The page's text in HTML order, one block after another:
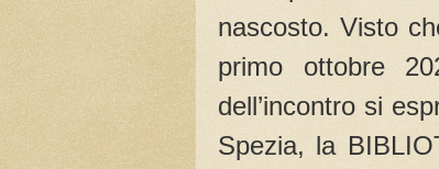
nascosto. Visto
primo ottobre
dell’incontro si
Spezia, la